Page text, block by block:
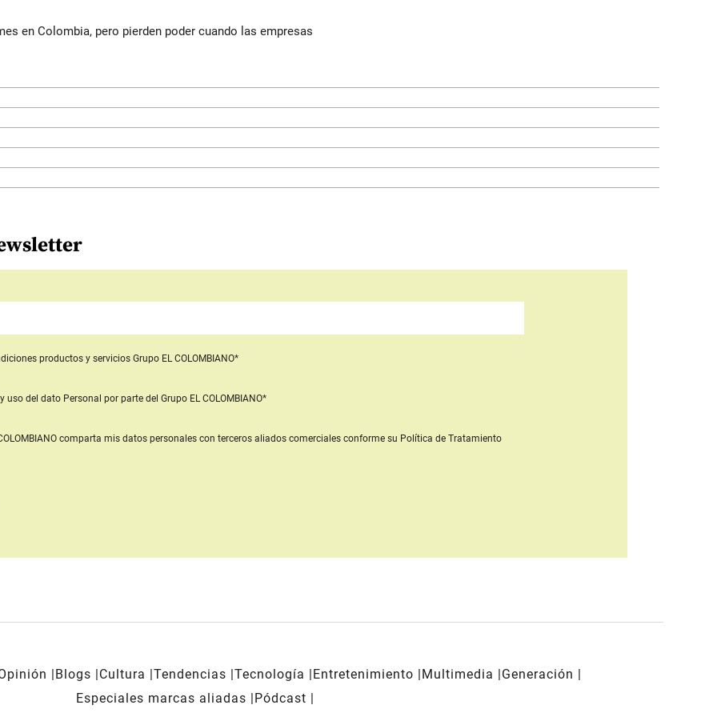
en Colombia, pero pierden poder cuando las empresas
productos y servicios Grupo EL COLOMBIANO*
uso del dato Personal por parte del Grupo EL COLOMBIANO*
comparta mis datos personales con terceros aliados comercialesconforme su Política de Tratamiento
Blogs Cultura Tendencias Tecnología Entretenimiento Multimedia
Generación
Especiales marcas aliadas
Pódcast